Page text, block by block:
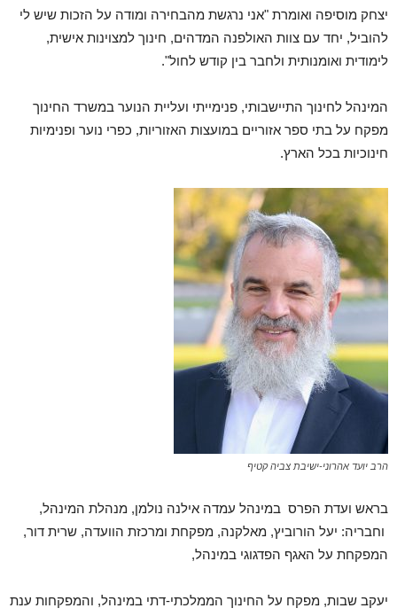
יצחק מוסיפה ואומרת "אני נרגשת מהבחירה ומודה על הזכות שיש לי
להוביל, יחד עם צוות האולפנה המדהים, חינוך למצוינות אישית,
לימודית ואומנותית ולחבר בין קודש לחול".
המינהל לחינוך התיישבותי, פנימייתי ועליית הנוער במשרד החינוך
מפקח על בתי ספר אזוריים במועצות האזוריות, כפרי נוער ופנימיות
חינוכיות בכל הארץ.
הרב יועד אהרוני-ישיבת צביה קטיף
בראש ועדת הפרס במינהל עמדה אילנה נולמן, מנהלת המינהל,
וחבריה: יעל הורוביץ, מאלקנה, מפקחת ומרכזת הוועדה, שרית דור,
המפקחת על האגף הפדגוגי במינהל,
יעקב שבות, מפקח על החינוך הממלכתי-דתי במינהל, והמפקחות ענת